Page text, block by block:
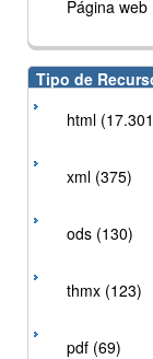
Página
Tipo de
html
xml (375)
ods (130)
thmx (123)
pdf (69)